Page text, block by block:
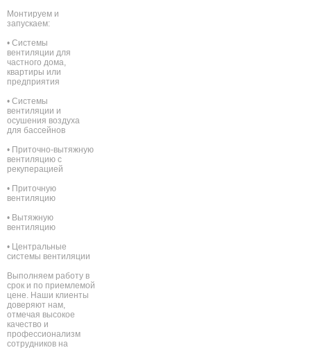
Монтируем и
запускаем:
• Системы
вентиляции для
частного дома,
квартиры или
предприятия
• Системы
вентиляции и
осушения воздуха
для бассейнов
• Приточно-вытяжную
вентиляцию с
рекуперацией
• Приточную
вентиляцию
• Вытяжную
вентиляцию
• Центральные
системы вентиляции
Выполняем работу в
срок и по приемлемой
цене. Наши клиенты
доверяют нам,
отмечая высокое
качество и
профессионализм
сотрудников на